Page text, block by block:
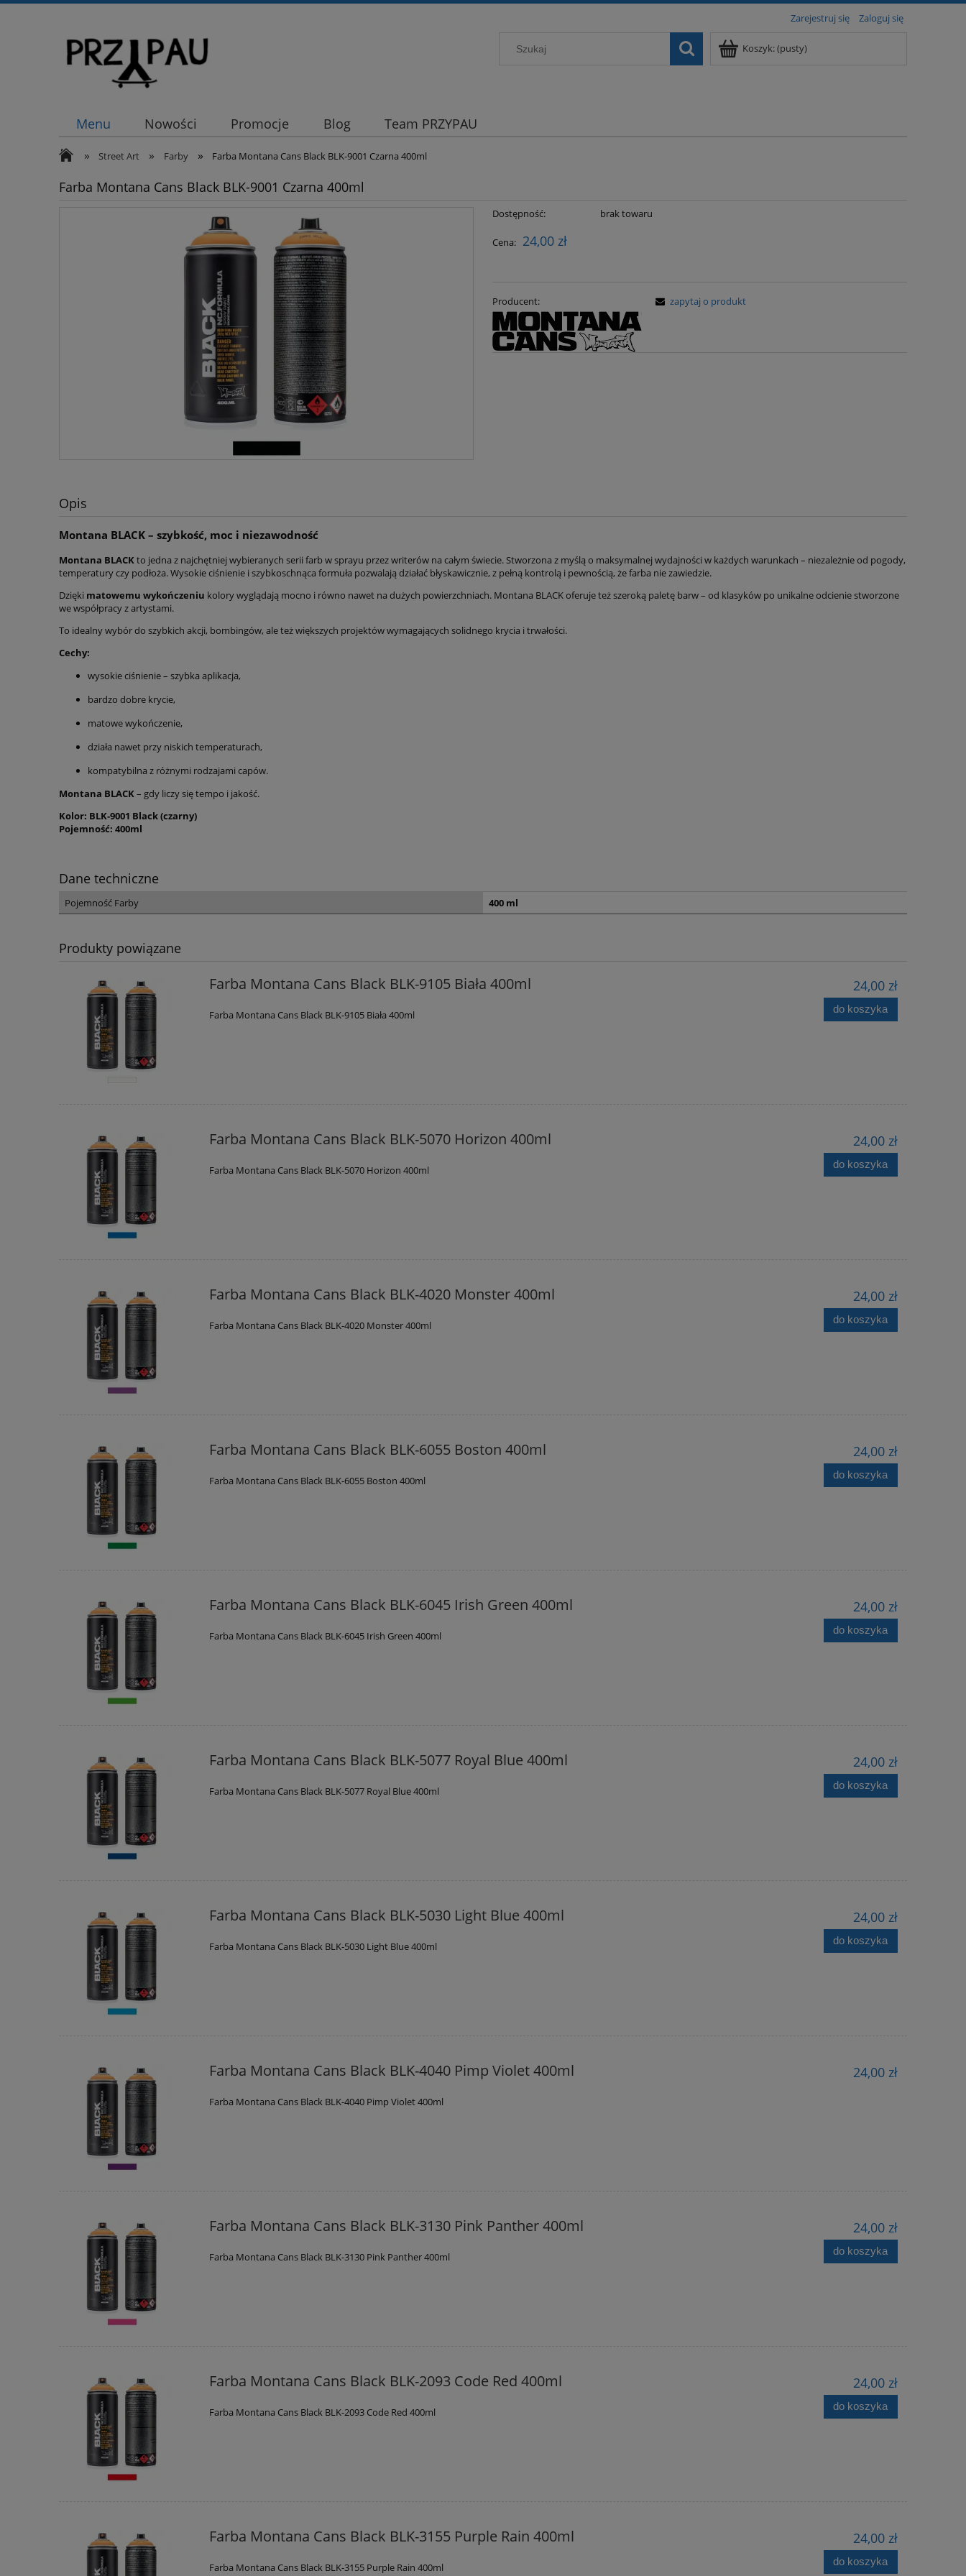
Zarejestruj się Zaloguj się
Koszyk:(pusty)
Menu Nowości Promocje Blog Team PRZYPAU
» Street Art » Farby » Farba Montana Cans Black BLK-9001 Czarna 400ml
Farba Montana Cans Black BLK-9001 Czarna 400ml
Dostępność: brak towaru
Cena: 24,00 zł
Producent: zapytaj o produkt
Opis
Montana BLACK – szybkość, moc i niezawodność
Montana BLACKto jedna z najchętniej wybieranych serii farb w sprayu przez writerów na całym świecie. Stworzona z myślą o maksymalnej wydajności w każdych warunkach – niezależnie od pogody,
temperatury czy podłoża. Wysokie ciśnienie i szybkoschnąca formuła pozwalają działać błyskawicznie, z pełną kontrolą i pewnością, że farba nie zawiedzie.
Dzięki matowemu wykończeniu kolory wyglądają mocno i równo nawet na dużych powierzchniach. Montana BLACK oferuje też szeroką paletę barw – od klasyków po unikalne odcienie stworzone
we współpracy z artystami.
To idealny wybór do szybkich akcji, bombingów, ale też większych projektów wymagających solidnego krycia i trwałości.
Cechy:
wysokie ciśnienie – szybka aplikacja,
bardzo dobre krycie,
matowe wykończenie,
działa nawet przy niskich temperaturach,
kompatybilna z różnymi rodzajami capów.
Montana BLACK– gdy liczy się tempo i jakość.
Kolor: BLK-9001 Black (czarny)
Pojemność: 400ml
Dane techniczne
Pojemność Farby 400 ml
Produkty powiązane
Farba Montana Cans Black BLK-9105 Biała 400ml
Farba Montana Cans Black BLK-9105 Biała 400ml
24,00 zł
do koszyka
Farba Montana Cans Black BLK-5070 Horizon 400ml
Farba Montana Cans Black BLK-5070 Horizon 400ml
24,00 zł
do koszyka
Farba Montana Cans Black BLK-4020 Monster 400ml
Farba Montana Cans Black BLK-4020 Monster 400ml
24,00 zł
do koszyka
Farba Montana Cans Black BLK-6055 Boston 400ml
Farba Montana Cans Black BLK-6055 Boston 400ml
24,00 zł
do koszyka
Farba Montana Cans Black BLK-6045 Irish Green 400ml
Farba Montana Cans Black BLK-6045 Irish Green 400ml
24,00 zł
do koszyka
Farba Montana Cans Black BLK-5077 Royal Blue 400ml
Farba Montana Cans Black BLK-5077 Royal Blue 400ml
24,00 zł
do koszyka
Farba Montana Cans Black BLK-5030 Light Blue 400ml
Farba Montana Cans Black BLK-5030 Light Blue 400ml
24,00 zł
do koszyka
Farba Montana Cans Black BLK-4040 Pimp Violet 400ml
Farba Montana Cans Black BLK-4040 Pimp Violet 400ml
24,00 zł
Farba Montana Cans Black BLK-3130 Pink Panther 400ml
Farba Montana Cans Black BLK-3130 Pink Panther 400ml
24,00 zł
do koszyka
Farba Montana Cans Black BLK-2093 Code Red 400ml
Farba Montana Cans Black BLK-2093 Code Red 400ml
24,00 zł
do koszyka
Farba Montana Cans Black BLK-3155 Purple Rain 400ml
Farba Montana Cans Black BLK-3155 Purple Rain 400ml
24,00 zł
do koszyka